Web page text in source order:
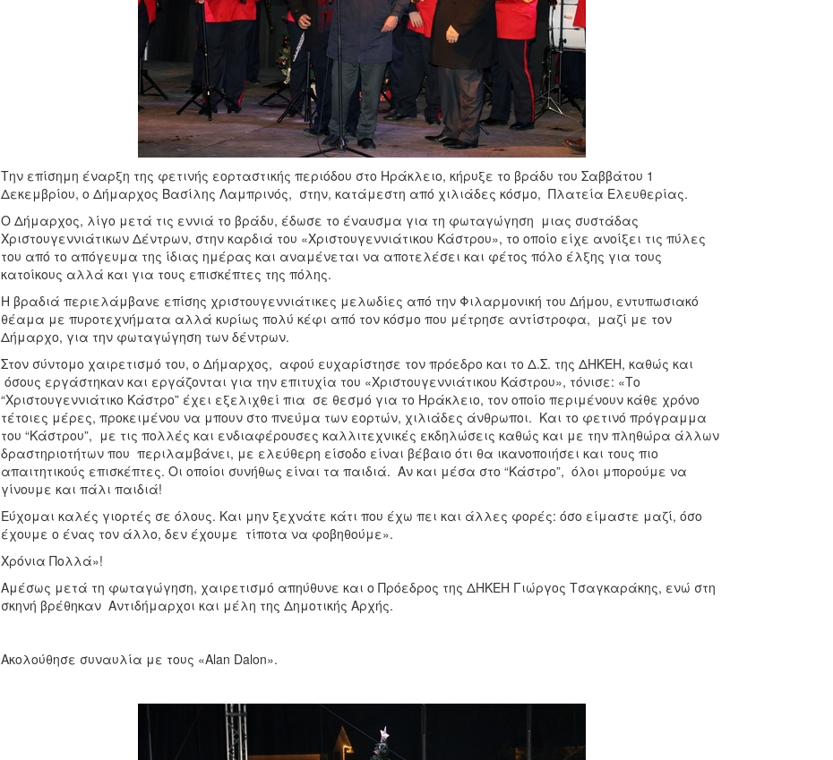
Την επίσημη έναρξη της φετινής εορταστικής περιόδου στο Ηράκλειο, κήρυξε το βράδυ του Σαββάτου 1
Δεκεμβρίου, ο Δήμαρχος Βασίλης Λαμπρινός, στην, κατάμεστη από χιλιάδες κόσμο, Πλατεία Ελευθερίας.
Ο Δήμαρχος, λίγο μετά τις εννιά το βράδυ, έδωσε το έναυσμα για τη φωταγώγηση μιας συστάδας
Χριστουγεννιάτικων Δέντρων, στην καρδιά του «Χριστουγεννιάτικου Κάστρου», το οποίο είχε ανοίξει τις πύλες
του από το απόγευμα της ίδιας ημέρας και αναμένεται να αποτελέσει και φέτος πόλο έλξης για τους
κατοίκους αλλά και για τους επισκέπτες της πόλης.
Η βραδιά περιελάμβανε επίσης χριστουγεννιάτικες μελωδίες από την Φιλαρμονική του Δήμου, εντυπωσιακό
θέαμα με πυροτεχνήματα αλλά κυρίως πολύ κέφι από τον κόσμο που μέτρησε αντίστροφα, μαζί με τον
Δήμαρχο, για την φωταγώγηση των δέντρων.
Στον σύντομο χαιρετισμό του, ο Δήμαρχος, αφού ευχαρίστησε τον πρόεδρο και το Δ.Σ. της ΔΗΚΕΗ, καθώς και
όσους εργάστηκαν και εργάζονται για την επιτυχία του «Χριστουγεννιάτικου Κάστρου», τόνισε: «Το
“Χριστουγεννιάτικο Κάστρο” έχει εξελιχθεί πια σε θεσμό για το Ηράκλειο, τον οποίο περιμένουν κάθε χρόνο
τέτοιες μέρες, προκειμένου να μπουν στο πνεύμα των εορτών, χιλιάδες άνθρωποι. Και το φετινό πρόγραμμα
του “Κάστρου”, με τις πολλές και ενδιαφέρουσες καλλιτεχνικές εκδηλώσεις καθώς και με την πληθώρα άλλων
δραστηριοτήτων που περιλαμβάνει, με ελεύθερη είσοδο είναι βέβαιο ότι θα ικανοποιήσει και τους πιο
απαιτητικούς επισκέπτες. Οι οποίοι συνήθως είναι τα παιδιά. Αν και μέσα στο “Κάστρο”, όλοι μπορούμε να
γίνουμε και πάλι παιδιά!
Εύχομαι καλές γιορτές σε όλους. Και μην ξεχνάτε κάτι που έχω πει και άλλες φορές: όσο είμαστε μαζί, όσο
έχουμε ο ένας τον άλλο, δεν έχουμε τίποτα να φοβηθούμε».
Χρόνια Πολλά»!
Αμέσως μετά τη φωταγώγηση, χαιρετισμό απηύθυνε και ο Πρόεδρος της ΔΗΚΕΗ Γιώργος Τσαγκαράκης, ενώ στη
σκηνή βρέθηκαν Αντιδήμαρχοι και μέλη της Δημοτικής Αρχής.
Ακολούθησε συναυλία με τους «Alan Dalon».